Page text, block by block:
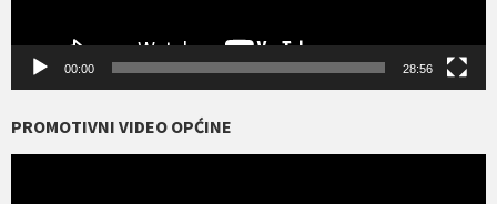
00:00 28:56
PROMOTIVNI VIDEO OPĆINE